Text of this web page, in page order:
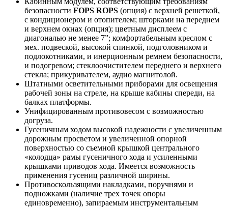
безопасности FOPS ROPS (опция) с верхней решеткой,
с кондиционером и отопителем; шторками на переднем
и верхнем окнах (опция); цветным дисплеем с
диагональю не менее 7”; комфортабельным креслом с
мех. подвеской, высокой спинкой, подголовником и
подлокотниками, и инерционным ремнем безопасности,
и подогревом; стеклоочистителем переднего и верхнего
стекла; прикуривателем, аудио магнитолой.
Штатными осветительными приборами для освещения
рабочей зоны на стреле, на крыше кабины спереди, на
балках платформы.
Унифицированным противовесом с возможностью
догруза.
Гусеничным ходом высокой надежности с увеличенным
дорожным просветом и увеличенной опорной
поверхностью со съемной крышкой центрального
«колодца» рамы гусеничного хода и усиленными
крышками приводов хода. Имеется возможность
применения гусениц различной ширины.
Противоскользящими накладками, поручнями и
подножками (наличие трех точек опоры
единовременно), запираемым инструментальным